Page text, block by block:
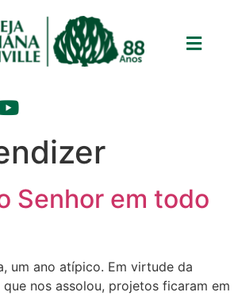
Senhor em todo
um ano atípico. Em virtude da
nos assolou, projetos ficaram em